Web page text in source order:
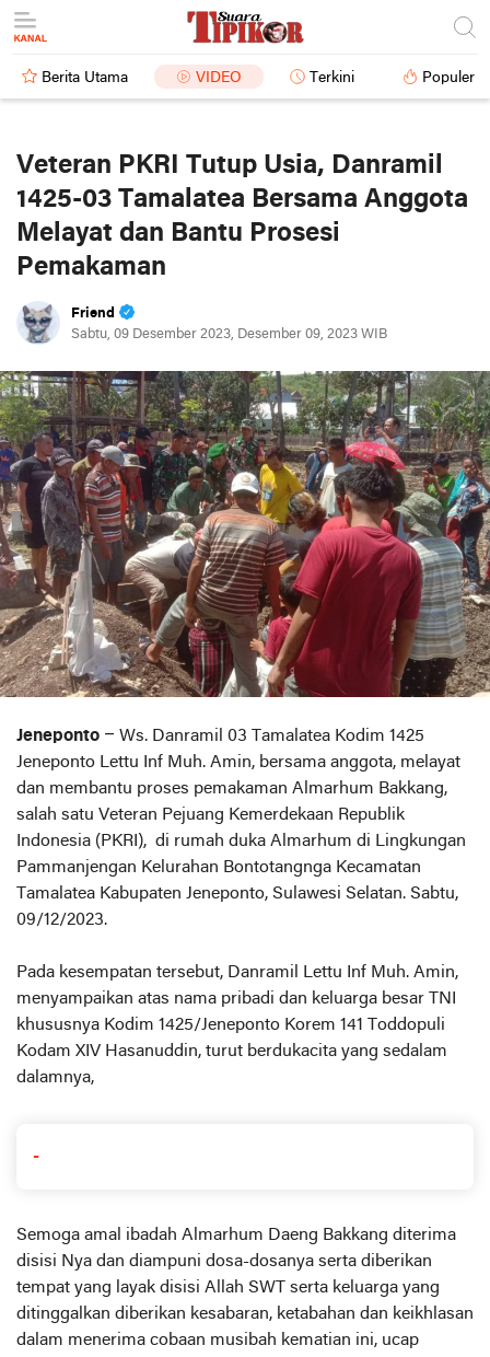
Berita Utama VIDEO Terkini Populer
Veteran PKRI Tutup Usia, Danramil
1425-03 Tamalatea Bersama Anggota
Melayat dan Bantu Prosesi
Pemakaman
Friend
Sabtu, 09 Desember 2023, Desember 09, 2023 WIB
Jeneponto – Ws. Danramil 03 Tamalatea Kodim 1425
Jeneponto Lettu Inf Muh. Amin, bersama anggota, melayat
dan membantu proses pemakaman Almarhum Bakkang,
salah satu Veteran Pejuang Kemerdekaan Republik
Indonesia (PKRI), di rumah duka Almarhum di Lingkungan
Pammanjengan Kelurahan Bontotangnga Kecamatan
Tamalatea Kabupaten Jeneponto, Sulawesi Selatan. Sabtu,
09/12/2023.
Pada kesempatan tersebut, Danramil Lettu Inf Muh. Amin,
menyampaikan atas nama pribadi dan keluarga besar TNI
khususnya Kodim 1425/Jeneponto Korem 141 Toddopuli
Kodam XIV Hasanuddin, turut berdukacita yang sedalam
dalamnya,
-
Semoga amal ibadah Almarhum Daeng Bakkang diterima
disisi Nya dan diampuni dosa-dosanya serta diberikan
tempat yang layak disisi Allah SWT serta keluarga yang
ditinggalkan diberikan kesabaran, ketabahan dan keikhlasan
dalam menerima cobaan musibah kematian ini, ucap